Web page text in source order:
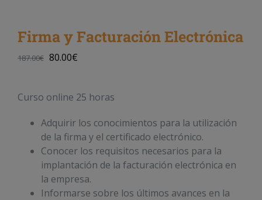
Firma y Facturación Electrónica
187.00€ 80.00€
Curso online 25 horas
Adquirir los conocimientos para la utilización
de la firma y el certificado electrónico.
Conocer los requisitos necesarios para la
implantación de la facturación electrónica en
la empresa.
Informarse sobre los últimos avances en la